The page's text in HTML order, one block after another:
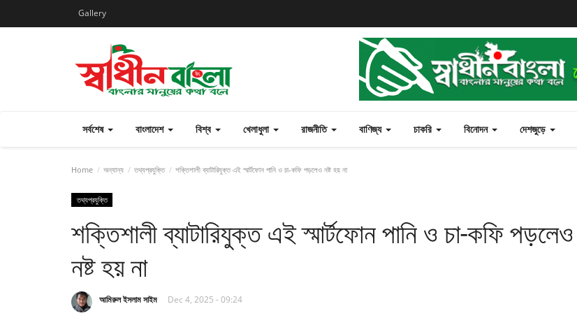
Gallery
সর্বশেষ বাংলাদেশ বিশ্ব খেলাধুলা রাজনীতি বাণিজ্য চাকরি বিনোদন দেশজুড়ে
Home অন্যান্য তথ্যপ্রযুক্তি শক্তিশালী ব্যাটারিযুক্ত এই স্মার্টফোন পানি ও চা-কফি পড়লেও নষ্ট হয় না
তথ্যপ্রযুক্তি
শক্তিশালী ব্যাটারিযুক্ত এই স্মার্টফোন পানি ও চা-কফি পড়লেও
নষ্ট হয় না
আমিরুল ইসলাম সাইম Dec 4, 2025 - 09:24